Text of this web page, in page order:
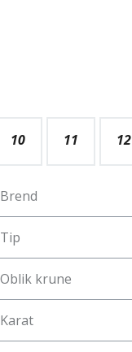
10 11 12
Brend
Tip
Oblik krune
Karat